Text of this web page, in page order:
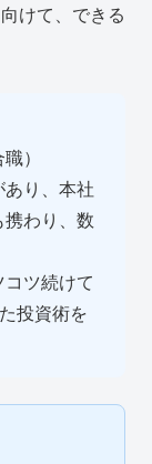
けて、できる
）
り、本社
わり、数
ツ続けて
投資術を